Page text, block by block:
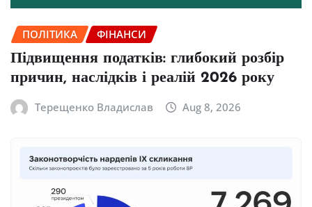
ПОЛІТИКА ФІНАНСИ
Підвищення податків: глибокий розбір
причин, наслідків і реалій 2026 року
Терещенко Владислав Aug 8, 2026